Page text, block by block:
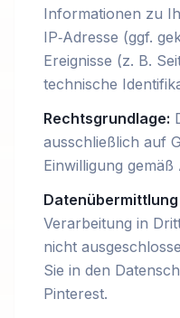
Informationen zu
IP‑Adresse (ggf.
Ereignisse (z. B.
technische
Rechtsgrundlage:
ausschließlich auf
Einwilligung gemäß
Verarbeitung in
nicht
Sie in den
Pinterest.